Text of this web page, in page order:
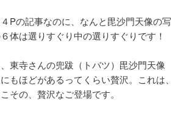
Pの記事なのに、なんと毘沙門天像の写
体は選りすぐり中の選りすぐりです！
東寺さんの兜跋（トバツ）毘沙門天像
もほどがあるってくらい贅沢。これは、
その、贅沢なご登場です。